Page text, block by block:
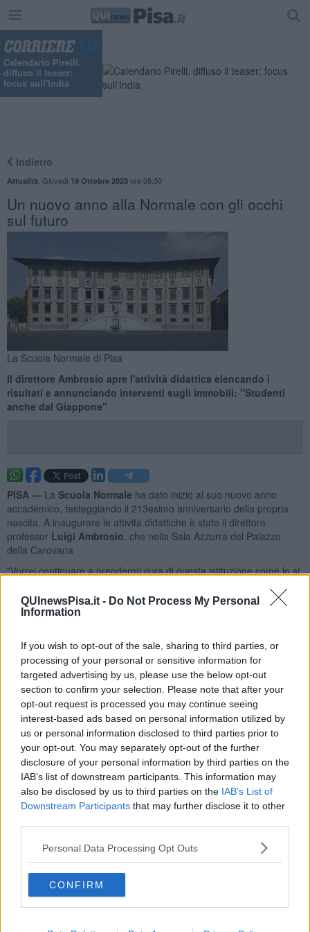
QUInewsPisa.it - Do Not Process My Personal
Information
If you wish to opt-out of the sale, sharing to third parties, or
processing of your personal or sensitive information for
targeted advertising by us, please use the below opt-out
section to confirm your selection. Please note that after your
opt-out request is processed you may continue seeing
interest-based ads based on personal information utilized by
us or personal information disclosed to third parties prior to
your opt-out. You may separately opt-out of the further
disclosure of your personal information by third parties on the
IAB’s list of downstream participants. This information may
also be disclosed by us to third parties on the IAB’s List of
Downstream Participants that may further disclose it to other
Personal Data Processing Opt Outs
CONFIRM
Calendario Pirelli,
diffuso il teaser:
focus sull'India
Indietro
Attualità Giovedì 19 Ottobre 2023ore 08:30
Un nuovo anno alla Normale con gli occhi
sul futuro
La Scuola Normale di Pisa
Il direttore Ambrosio apre l'attività didattica elencando i
risultati e annunciando interventi sugli immobili: "Studenti
anche dal Giappone"
PISA — La Scuola Normale ha dato inizio al suo nuovo anno
accademico, festeggiando il 213esimo anniversario della propria
nascita. A inaugurare le attività didattiche è stato il direttore
professor Luigi Ambrosio , che nella Sala Azzurra del Palazzo
della Carovana
"Vorrei continuare a prendermi cura di questa istituzione come lo si
- abbiamo intrapreso un percorso virtuoso, anche grazie a ulteriori
finanziamenti PNRR
corso di dottorato hanno superato in numero quelli dei corsi
propedeutici alla laurea".
L’offerta didattica è cresciuta - ha aggiunto - con 15 corsi di
dottorato e nuovi percorsi formativi legati all’intelligenza artificiale
per gli allievi del corso ordinario".
Inoltre, è aumentata anche l'attrattività della Scuola stessa: a
Settembre la Normale ha accolto69 nuovi studenti provenienti
da tutta Italia, mentre circa il 20% dei dottorandi proviene invece
dall’estero, da Paesi qualiFrancia,Germania,Spagnae
patrimonio immobiliare
comunicazione ed educazione per
il 2023 tutti gli edifici saranno sottoposti a uno studio di fattibilità e